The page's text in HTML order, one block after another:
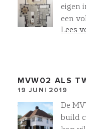
eigen
een
plek! Aktief zitten aan het
het
lezen
Lees
MVW02 ALS
19 JUNI 2019
De
build